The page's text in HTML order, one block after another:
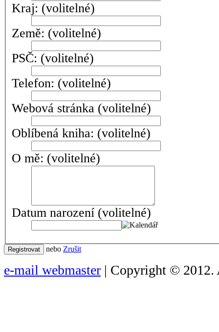
Kraj: (volitelné)
Země: (volitelné)
PSČ: (volitelné)
Telefon: (volitelné)
Webová stránka (volitelné)
Oblíbená kniha: (volitelné)
O mě: (volitelné)
Datum narození (volitelné)
Registrovat nebo Zrušit
e-mail webmaster | Copyright © 2012.